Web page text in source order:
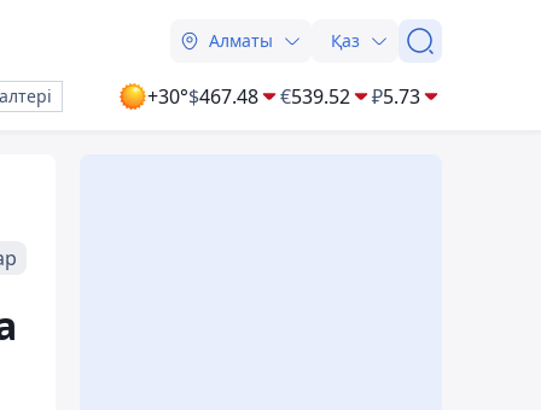
Алматы Қаз
+30°$467.48 €539.52 ₽5.73